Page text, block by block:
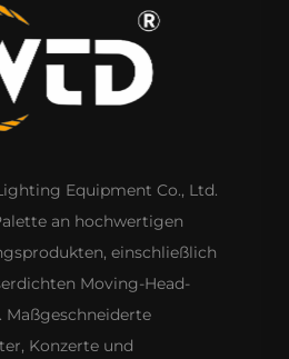
Equipment Co., Ltd.
an hochwertigen
einschließlich
Moving-Head-
Maßgeschneiderte
Konzerte und